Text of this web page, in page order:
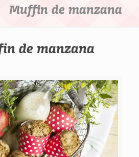
Muffin de manzana
de manzana